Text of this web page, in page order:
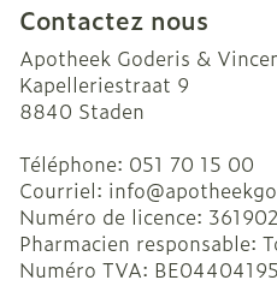
Contactez nous
Apotheek Goderis &
Kapelleriestraat 9
8840 Staden
Téléphone: 051 70 15 00
Courriel: info@
Numéro de licence: 361902
Pharmacien responsable:
Numéro TVA: